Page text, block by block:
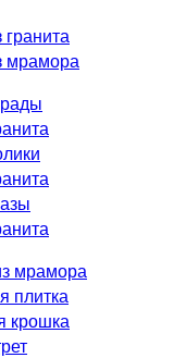
мрамора
мрамора
плитка
крошка